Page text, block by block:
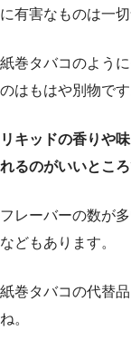
に有害なものは一
紙巻タバコのよう
のはもはや別物です
リキッドの香りや
れるのがいいところ
フレーバーの数が
などもあります。
紙巻タバコの代替
ね。